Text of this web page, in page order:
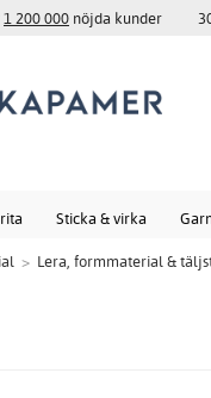
1 200 000 nöjda kunder
Sticka & virka
> Lera, formmaterial &